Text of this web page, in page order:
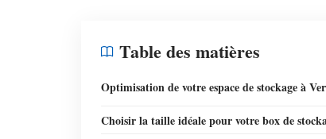
Table des matières
Optimisation de votre espace de stockage à
Choisir la taille idéale pour votre box de